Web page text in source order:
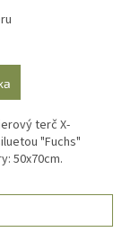
terč X-
"Fuchs"
50x70cm.